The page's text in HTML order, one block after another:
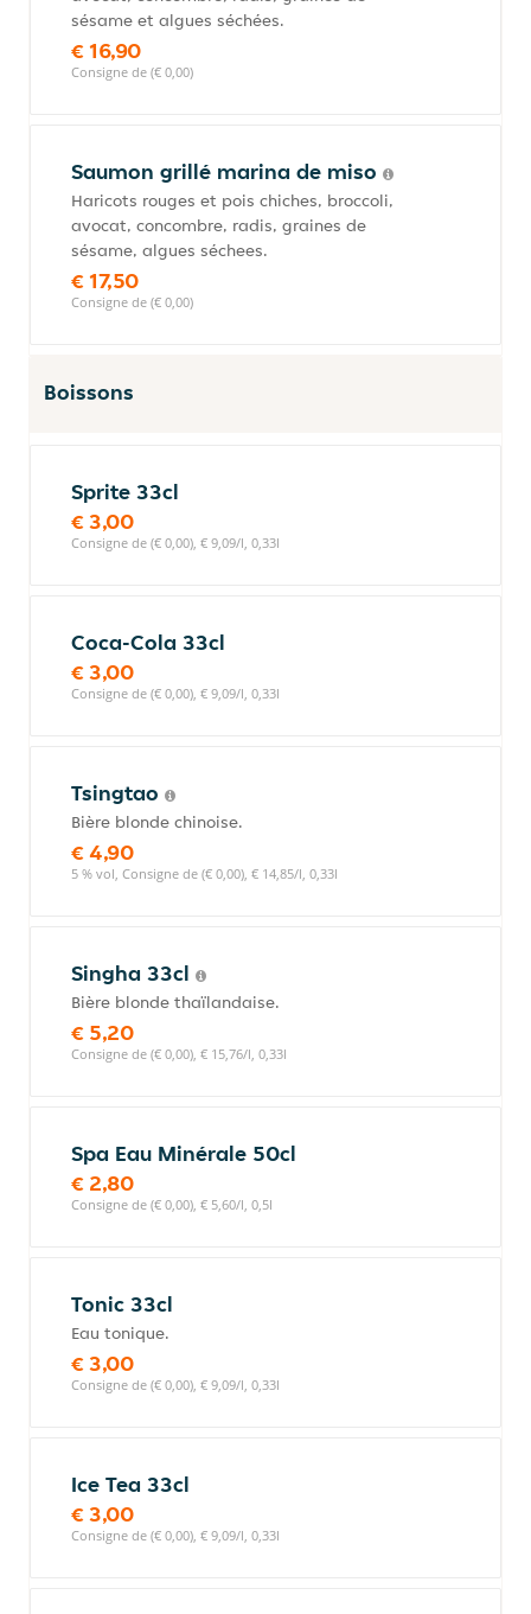
sésame et algues séchées.
€ 16,90
Consigne de (€ 0,00)
Saumon grillé marina de miso
Haricots rouges et pois chiches, broccoli,
avocat, concombre, radis, graines de
sésame, algues séchees.
€ 17,50
Consigne de (€ 0,00)
Boissons
Sprite 33cl
€ 3,00
Consigne de (€ 0,00), € 9,09/l, 0,33l
Coca-Cola 33cl
€ 3,00
Consigne de (€ 0,00), € 9,09/l, 0,33l
Tsingtao
Bière blonde chinoise.
€ 4,90
5 % vol, Consigne de (€ 0,00), € 14,85/l, 0,33l
Singha 33cl
Bière blonde thaïlandaise.
€ 5,20
Consigne de (€ 0,00), € 15,76/l, 0,33l
Spa Eau Minérale 50cl
€ 2,80
Consigne de (€ 0,00), € 5,60/l, 0,5l
Tonic 33cl
Eau tonique.
€ 3,00
Consigne de (€ 0,00), € 9,09/l, 0,33l
Ice Tea 33cl
€ 3,00
Consigne de (€ 0,00), € 9,09/l, 0,33l